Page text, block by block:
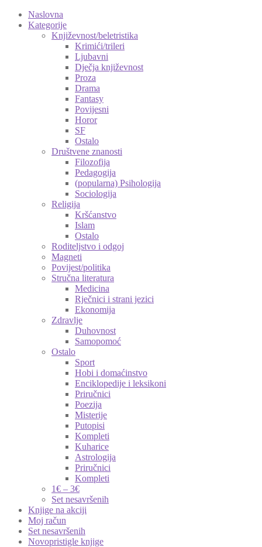
Naslovna
Kategorije
Književnost/beletristika
Krimići/trileri
Ljubavni
Dječja književnost
Proza
Drama
Fantasy
Povijesni
Horor
SF
Ostalo
Društvene znanosti
Filozofija
Pedagogija
(popularna) Psihologija
Sociologija
Religija
Kršćanstvo
Islam
Ostalo
Roditeljstvo i odgoj
Magneti
Povijest/politika
Stručna literatura
Medicina
Rječnici i strani jezici
Ekonomija
Zdravlje
Duhovnost
Samopomoć
Ostalo
Sport
Hobi i domaćinstvo
Enciklopedije i leksikoni
Priručnici
Poezija
Misterije
Putopisi
Kompleti
Kuharice
Astrologija
Priručnici
Kompleti
1€ – 3€
Set nesavršenih
Knjige na akciji
Moj račun
Set nesavršenih
Novopristigle knjige